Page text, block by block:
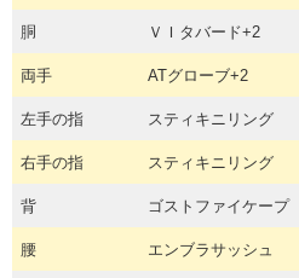
胴 ＶＩタバード+2
両手 ATグローブ+2
左手の指 スティキニリング
右手の指 スティキニリング
背 ゴストファイケープ
腰 エンブラサッシュ